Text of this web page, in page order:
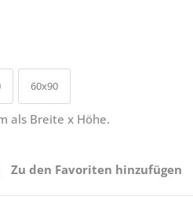
60x90
als Breite x Höhe.
Zu den Favoriten hinzufügen